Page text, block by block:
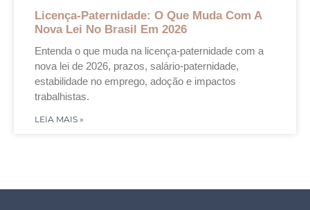
Licença-Paternidade: O Que Muda Com A
Nova Lei No Brasil Em 2026
Entenda o que muda na licença-paternidade com a
nova lei de 2026, prazos, salário-paternidade,
estabilidade no emprego, adoção e impactos
trabalhistas.
LEIA MAIS »